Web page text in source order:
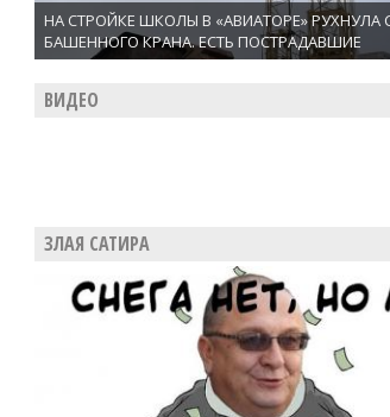
НА СТРОЙКЕ ШКОЛЫ В «АВИАТОРЕ» РУХНУЛА
БАШЕННОГО КРАНА. ЕСТЬ ПОСТРАДАВШИЕ
ВИДЕО
ЗЛАЯ САТИРА